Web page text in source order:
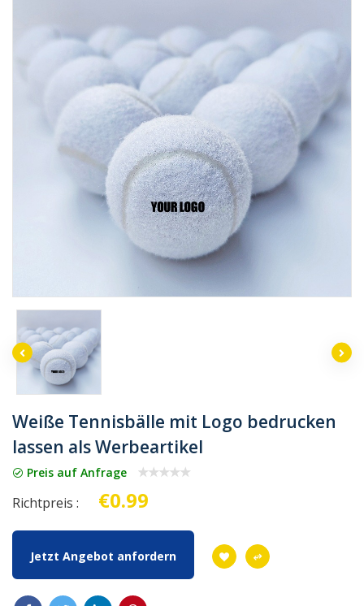
Weiße Tennisbälle mit Logo bedrucken
lassen als Werbeartikel
Preis auf Anfrage
Richtpreis : €0.99
Jetzt Angebot anfordern